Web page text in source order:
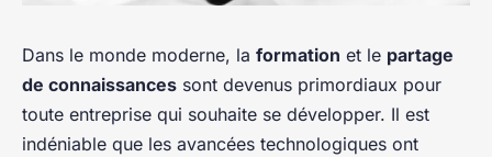
Dans le monde moderne, la formation et le partage
de connaissances sont devenus primordiaux pour
toute entreprise qui souhaite se développer. Il est
indéniable que les avancées technologiques ont